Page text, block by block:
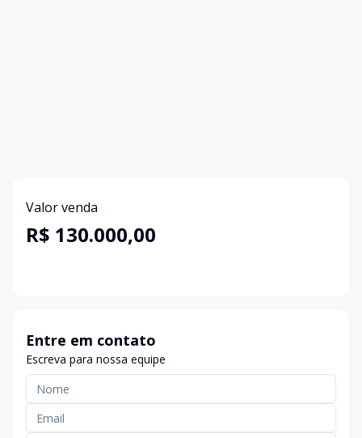
Valor venda
R$ 130.000,00
Entre em contato
Escreva para nossa equipe